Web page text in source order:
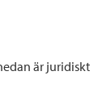
är juridiskt